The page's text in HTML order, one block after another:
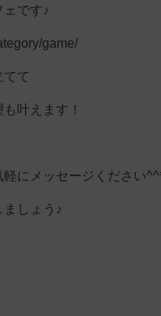
です♪
game/
てて
叶えます！
にメッセージください
しょう♪